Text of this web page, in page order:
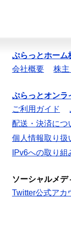
ぷらっとホーム
会社概要
株主
ぷらっとオンラ
ご利用ガイド
配送・決済につ
個人情報取り扱
IPv6への取り組
ソーシャルメデ
Twitter公式アカ